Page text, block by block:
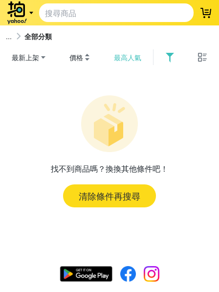
登
全部分類
最新上架 價格 最高人氣
找不到商品嗎？換換其他條件吧！
清除條件再搜尋